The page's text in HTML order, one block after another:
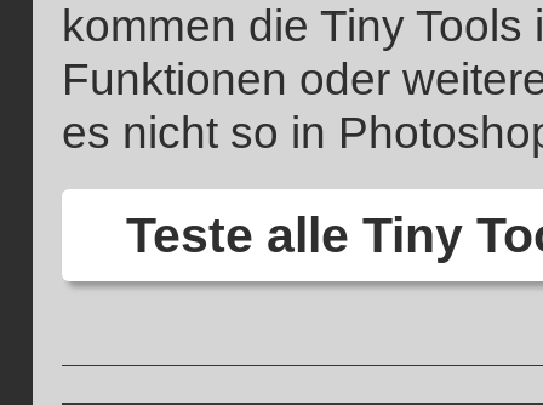
kommen die Tiny
Funktionen oder
es nicht so in
Teste alle Tiny